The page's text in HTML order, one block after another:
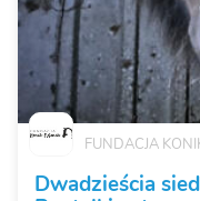
FUNDACJA
Dwadzieścia